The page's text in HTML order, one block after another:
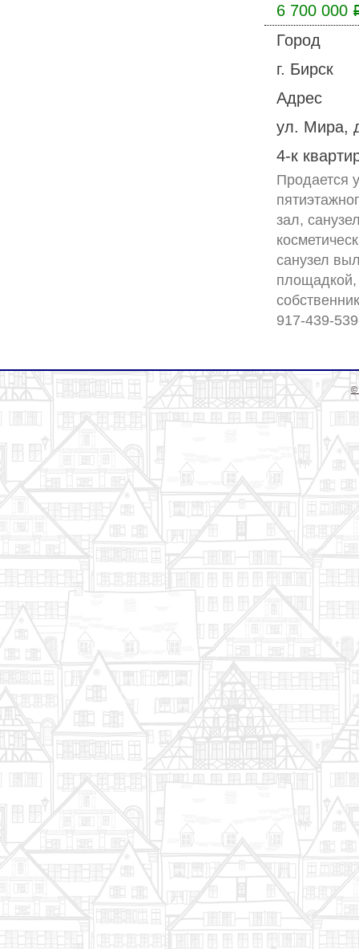
6 700 000
Город
г. Бирск
Адрес
ул. Мира,
4-к
Продается
зал,
санузел
площадкой,
©